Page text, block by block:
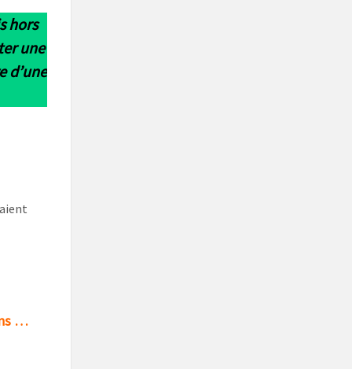
hors
une
d’une
…